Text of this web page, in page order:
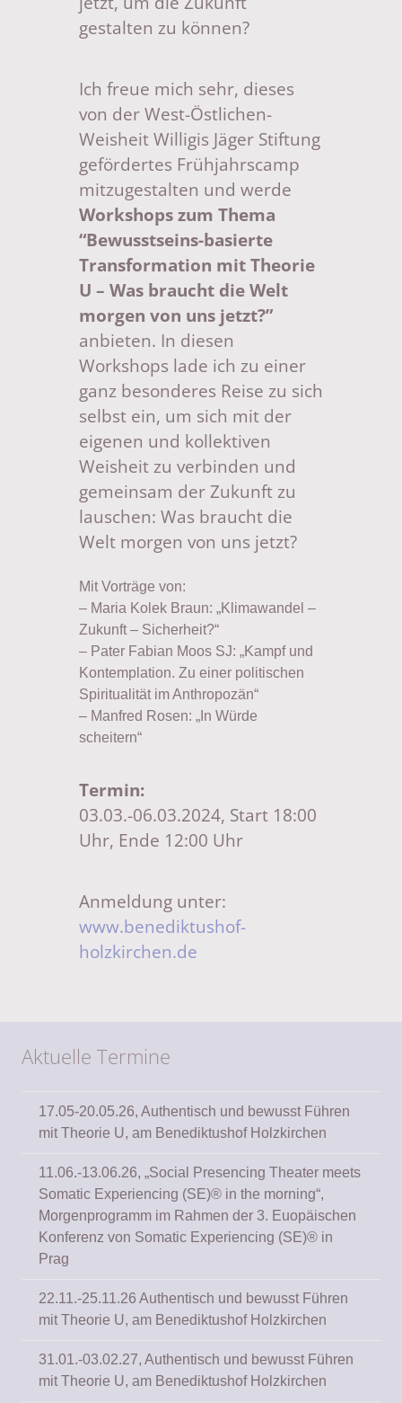
gestalten zu können?
Ich freue mich sehr, dieses
von der West-Östlichen-
Weisheit Willigis Jäger Stiftung
gefördertes Frühjahrscamp
mitzugestalten und werde
Workshops zum Thema
“Bewusstseins-basierte
Transformation mit Theorie
U – Was braucht die Welt
morgen von uns jetzt?”
anbieten. In diesen
Workshops lade ich zu einer
ganz besonderes Reise zu sich
selbst ein, um sich mit der
eigenen und kollektiven
Weisheit zu verbinden und
gemeinsam der Zukunft zu
lauschen: Was braucht die
Welt morgen von uns jetzt?
Mit Vorträge von:
– Maria Kolek Braun: „Klimawandel –
Zukunft – Sicherheit?“
– Pater Fabian Moos SJ: „Kampf und
Kontemplation. Zu einer politischen
Spiritualität im Anthropozän“
– Manfred Rosen: „In Würde
scheitern“
Termin:
03.03.-06.03.2024, Start 18:00
Uhr, Ende 12:00 Uhr
Anmeldung unter:
www.benediktushof-
holzkirchen.de
Aktuelle Termine
17.05-20.05.26, Authentisch und bewusst Führen
mit Theorie U, am Benediktushof Holzkirchen
11.06.-13.06.26, „Social Presencing Theater meets
Somatic Experiencing (SE)® in the morning“,
Morgenprogramm im Rahmen der 3. Euopäischen
Konferenz von Somatic Experiencing (SE)® in
Prag
22.11.-25.11.26 Authentisch und bewusst Führen
mit Theorie U, am Benediktushof Holzkirchen
31.01.-03.02.27, Authentisch und bewusst Führen
mit Theorie U, am Benediktushof Holzkirchen